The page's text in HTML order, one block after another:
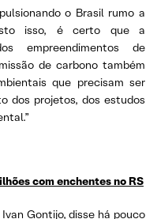
o Brasil rumo a
isso, é certo que a
empreendimentos de
de carbono também
que precisam ser
dos projetos, dos estudos
com enchentes no RS
Gontijo, disse há pouco